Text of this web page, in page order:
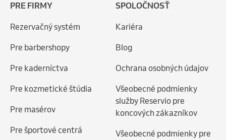
PRE FIRMY
Rezervačný systém
Pre barbershopy
Pre kaderníctva
Pre kozmetické štúdia
Pre masérov
Pre športové centrá
SPOLOČNOSŤ
Kariéra
Blog
Ochrana osobných údajov
Všeobecné podmienky
služby Reservio pre
koncových zákazníkov
Všeobecné podmienky pre